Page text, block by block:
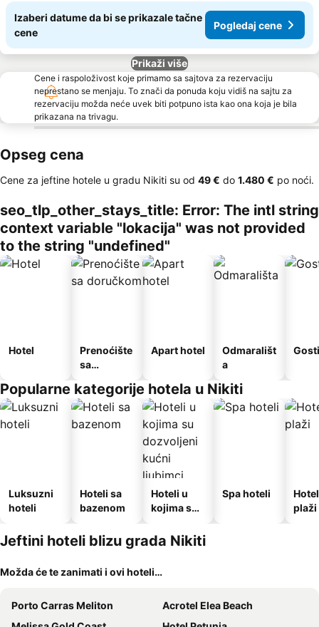
Izaberi datume da bi se prikazale tačne
cene
Pogledaj cene
Prikaži više
Cene i raspoloživost koje primamo sa sajtova za rezervaciju
neprestano se menjaju. To znači da ponuda koju vidiš na sajtu za
rezervaciju možda neće uvek biti potpuno ista kao ona koja je bila
prikazana na trivagu.
Opseg cena
Cene za jeftine hotele u gradu Nikiti su od ‎49 € do ‎1.480 € po noći.
seo_tlp_other_stays_title: Error: The intl string
context variable "lokacija" was not provided
to the string "undefined"
Hotel
Prenoćište
sa
Apart hotel
Odmarališt
a
Popularne kategorije hotela u Nikiti
Luksuzni
hoteli
Hoteli sa
bazenom
Hoteli u
kojima su
kućni
ljubimci
Spa hoteli
plaži
Jeftini hoteli blizu grada Nikiti
Možda će te zanimati i ovi hoteli…
Porto Carras Meliton
Acrotel Elea Beach